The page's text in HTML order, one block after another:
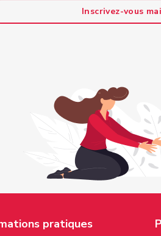
Inscrivez-vous
pratiques